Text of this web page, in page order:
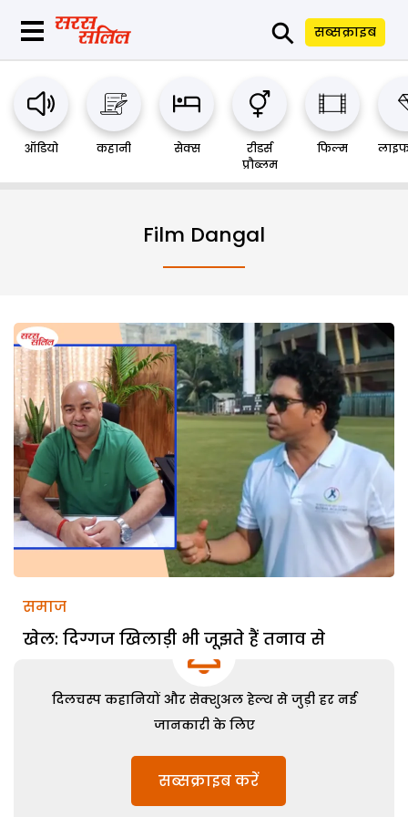
⚲ सब्सक्राइब
ऑडियो कहानी सेक्स
रीडर्स
प्रौब्लम
फिल्म
Film Dangal
समाज
खेल: दिग्गज खिलाड़ी भी जूझते हैं तनाव से
दिलचस्प कहानियों और सेक्शुअल हेल्थ से जुड़ी हर नई
जानकारी के लिए
सब्सक्राइब करें